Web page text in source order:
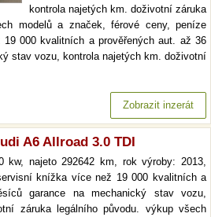
kontrola najetých km. doživotní záruka
modelů a značek, férové ceny, peníze
000 kvalitních a prověřených aut. až 36
stav vozu, kontrola najetých km. doživotní
Zobrazit inzerát
A6 Allroad 3.0 TDI
najeto 292642 km, rok výroby: 2013,
knížka více než 19 000 kvalitních a
garance na mechanický stav vozu,
záruka legálního původu. výkup všech